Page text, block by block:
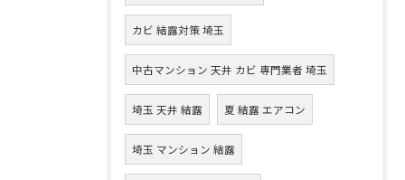
カビ 結露対策 埼玉
中古マンション 天井 カビ 専門業者 埼玉
埼玉 天井 結露 夏 結露 エアコン
埼玉 マンション 結露